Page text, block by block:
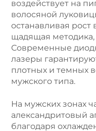
воздействует на
волосяной
останавливая рост
щадящая
Современные
лазеры
плотных и темных
мужского типа.
На мужских зонах
александритовый
благодаря